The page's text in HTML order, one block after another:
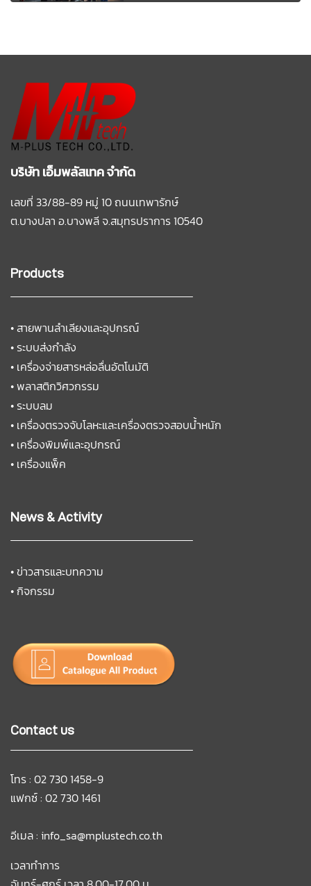
บริษัท เอ็มพลัสเทค จำกัด
เลขที่ 33/88-89 หมู่ 10 ถนนเทพารักษ์
ต.บางปลา อ.บางพลีจ.สมุทรปราการ 10540
Products
•สายพานลำเลียงและอุปกรณ์
•ระบบส่งกำลัง
• เครื่องจ่ายสารหล่อลื่นอัตโนมัติ
•พลาสติกวิศวกรรม
•ระบบลม
• เครื่องตรวจจับโลหะและเครื่องตรวจสอบน้ำหนัก
• เครื่องพิมพ์และอุปกรณ์
• เครื่องแพ็ค
News & Activity
•ข่าวสารและบทความ
•กิจกรรม
Contact us
โทร : 02 730 1458-9
แฟกซ์ : 02 730 1461
อีเมล : info_sa@mplustech.co.th
เวลาทำการ